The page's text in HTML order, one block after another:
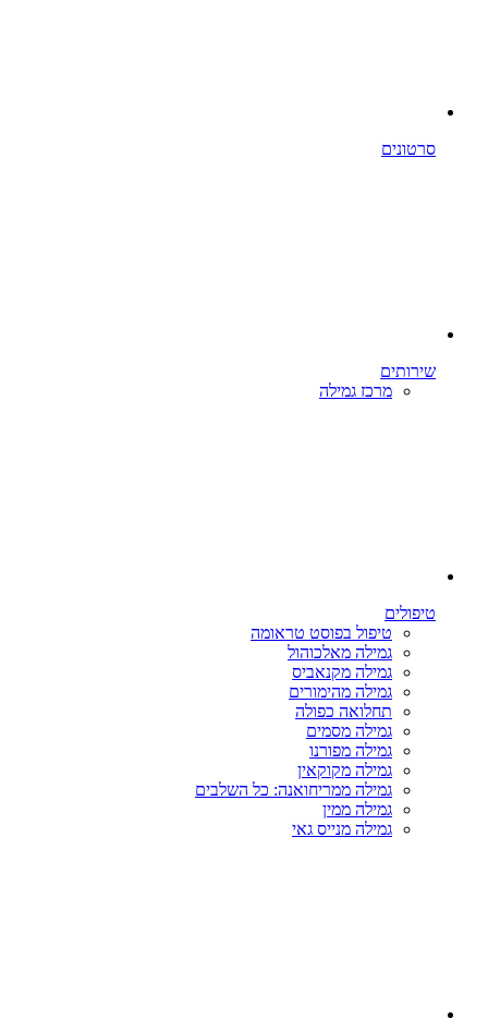
סרטונים
שירותים
מרכז גמילה
טיפולים
טיפול בפוסט טראומה
גמילה מאלכוהול
גמילה מקנאביס
גמילה מהימורים
תחלואה כפולה
גמילה מסמים
גמילה מפורנו
גמילה מקוקאין
גמילה ממריחואנה: כל השלבים
גמילה ממין
גמילה מנייס גאי